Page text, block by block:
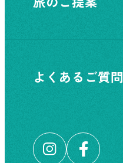
よくあるご質問